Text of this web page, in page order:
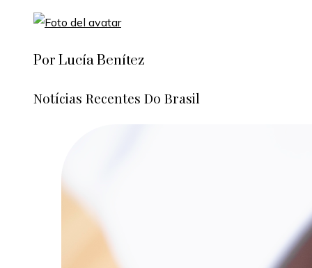
Por Lucía Benítez
Notícias Recentes Do Brasil